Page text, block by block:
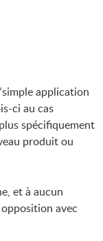
application
ci au cas
spécifiquement
produit ou
et à aucun
avec